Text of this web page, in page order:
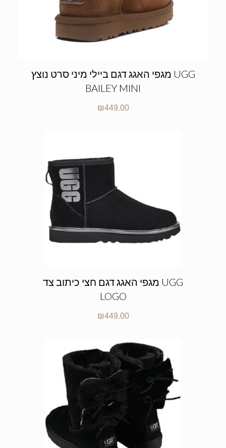
מגפי האגג דגם ביילי מיני סרט נוצץ UGG
BAILEY MINI
₪449.00
מגפי האגג דגם חצי כיתוב צד UGG
LOGO
₪449.00